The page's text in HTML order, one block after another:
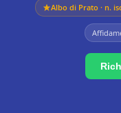
Albo di Prato · n.